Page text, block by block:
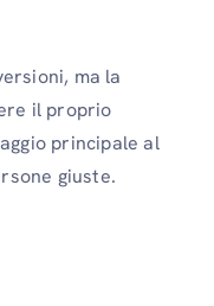
ma la
il proprio
principale al
giuste.